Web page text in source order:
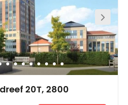
shopping, the street Meir is only
many shops to offer.
20T, 2800